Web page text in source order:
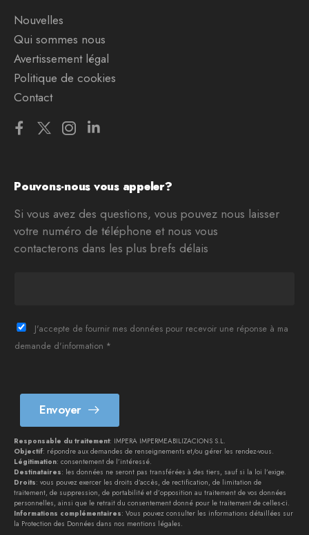
Nouvelles
Qui sommes nous
Avertissement légal
Politique de cookies
Contact
Pouvons-nous vous appeler?
Si vous avez des questions, vous pouvez nous laisser
votre numéro de téléphone et nous vous
contacterons dans les plus brefs délais
è
J'accepte de fournir mes données pour recevoir une réponse à ma
demande d'information *
Envoyer
Responsable du traitement: IMPERA IMPERMEABILIZACIONS S.L.
Objectif: répondre aux demandes de renseignements et/ou gérer les rendez-vous.
Légitimation: consentement de l’intéressé.
Destinataires: les données ne seront pas transférées à des tiers, sauf si la loi l’exige.
Droits: vous pouvez exercer les droits d’accès, de rectification, de limitation de
traitement, de suppression, de portabilité et d’opposition au traitement de vos données
personnelles, ainsi que le retrait du consentement donné pour le traitement de celles-ci.
Informations complémentaires: Vous pouvez consulter les informations détaillées sur
la Protection des Données dans nos mentions légales.